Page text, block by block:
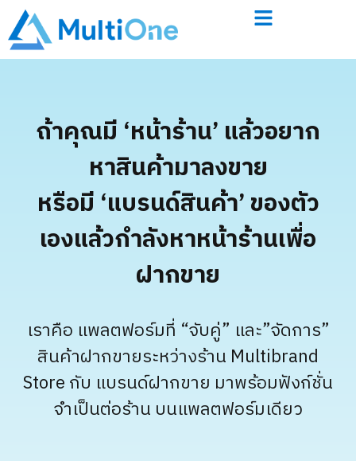
ถ้าคุณมี ‘หน้าร้าน’ แล้วอยาก
หาสินค้ามาลงขาย
หรือมี ‘แบรนด์สินค้า’ ของตัว
เองแล้วกำลังหาหน้าร้านเพื่อ
ฝากขาย
เราคือ แพลตฟอร์มที่ “จับคู่” และ”จัดการ”
สินค้าฝากขายระหว่างร้าน Multibrand
Store กับ แบรนด์ฝากขาย มาพร้อมฟังก์ชั่น
จำเป็นต่อร้าน บนแพลตฟอร์มเดียว